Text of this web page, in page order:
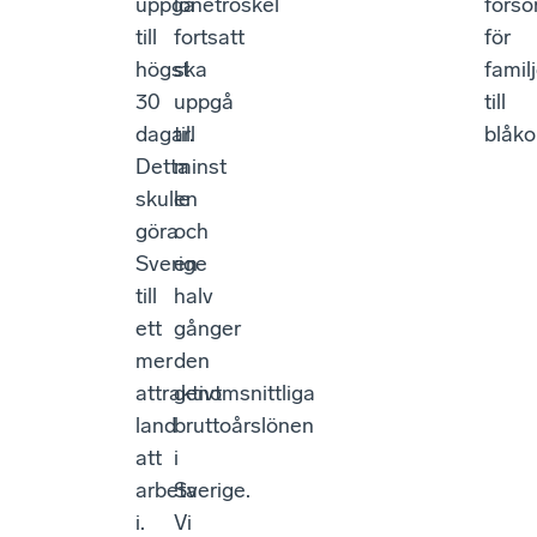
till
högst
30
dagar.
Detta
skulle
göra
Sverige
till
ett
mer
attraktivt
land
att
arbeta
i.
fortsatt
ska
uppgå
till
minst
en
och
en
halv
gånger
den
genomsnittliga
bruttoårslönen
i
Sverige.
Vi
för
till